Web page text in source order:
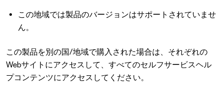
この地域では製品のバージョンはサポートされていませ
ん。
この製品を別の国/地域で購入された場合は、それぞれの
Webサイトにアクセスして、すべてのセルフサービスヘル
プコンテンツにアクセスしてください。